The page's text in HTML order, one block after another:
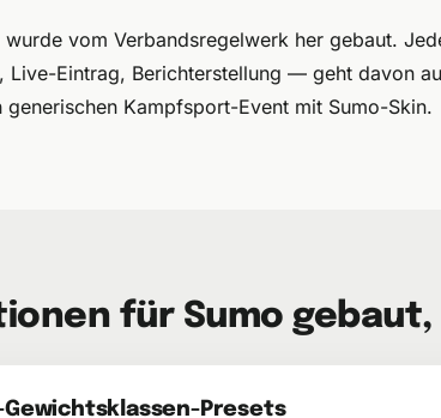
wurde vom Verbandsregelwerk her gebaut.
Live-Eintrag, Berichterstellung — geht davon
generischen Kampfsport-Event mit Sumo-Skin.
für Sumo
Gewichtsklassen-Presets